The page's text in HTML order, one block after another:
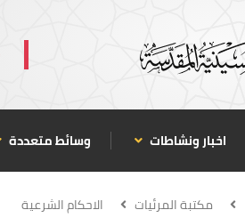
اخبار ونشاطات وسائط متعددة
مكتبة المرئيات الاحكام الشرعية